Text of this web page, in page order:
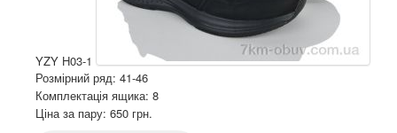
YZY H03-1
Розмірний ряд: 41-46
Комплектація ящика: 8
Ціна за пару: 650 грн.